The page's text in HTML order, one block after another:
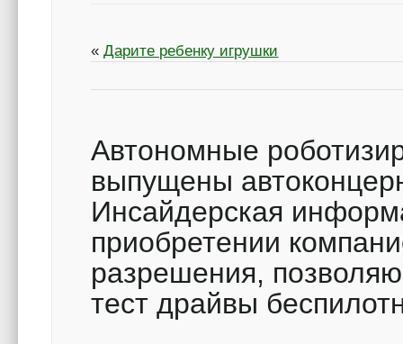
«Дарите ребенку игрушки
Автономные
выпущены
Инсайдерская
приобретении
разрешения,
тест драйвы